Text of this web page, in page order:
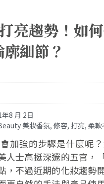
亮趨勢！如
細節？
8 月 2日
美妝香氛, 修容, 打亮, 柔軟
加強的步驟是什麼呢
人士高挺深邃的五官，
，不過近期的化妝趨勢